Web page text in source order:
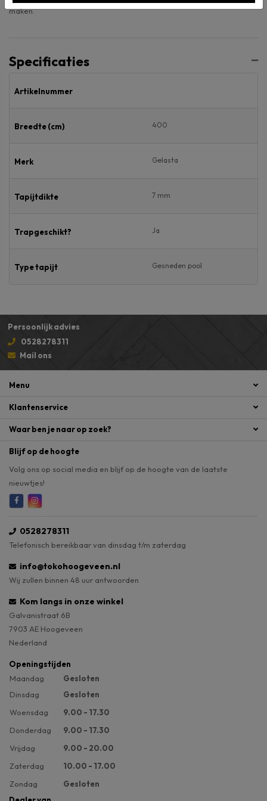
maken.
Specificaties
Artikelnummer
Breedte (cm) 400
Merk Gelasta
Tapijtdikte 7 mm
Trapgeschikt? Ja
Type tapijt Gesneden pool
Persoonlijk advies
0528278311
Mail ons
Menu
Klantenservice
Waar ben je naar op zoek?
Blijf op de hoogte
Volg ons op social media en blijf op de hoogte van de laatste
nieuwtjes!
0528278311
Telefonisch bereikbaar van dinsdag t/m zaterdag
info@tokohoogeveen.nl
Wij zullen binnen 48 uur antwoorden
Kom langs in onze winkel
Galvanistraat 6B
7903 AE Hoogeveen
Nederland
Openingstijden
Maandag
Gesloten
Dinsdag
Gesloten
Woensdag
9.00 - 17.30
Donderdag
9.00 - 17.30
Vrijdag
9.00 - 20.00
Zaterdag
10.00 - 17.00
Zondag
Gesloten